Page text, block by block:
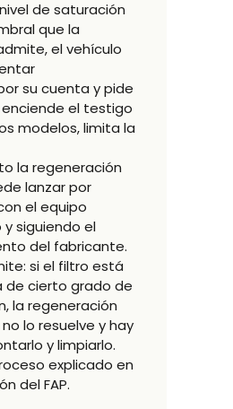
de saturación
que la
el vehículo
su cuenta y pide
el testigo
modelos, limita la
la regeneración
lanzar por
el equipo
siguiendo el
del fabricante.
si el filtro está
de cierto grado de
la regeneración
lo resuelve y hay
y limpiarlo.
explicado en
del FAP.